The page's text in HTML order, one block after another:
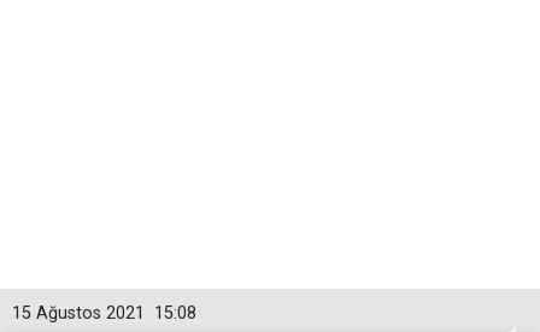
15:08
15 Ağustos 2021